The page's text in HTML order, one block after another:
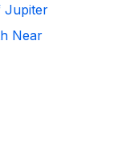
Jupiter
Near